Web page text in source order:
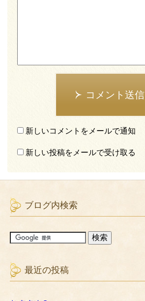
コメント送信
新しいコメントをメールで通知
新しい投稿をメールで受け取る
ブログ内検索
最近の投稿